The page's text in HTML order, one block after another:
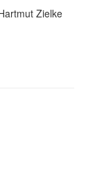
Zielke